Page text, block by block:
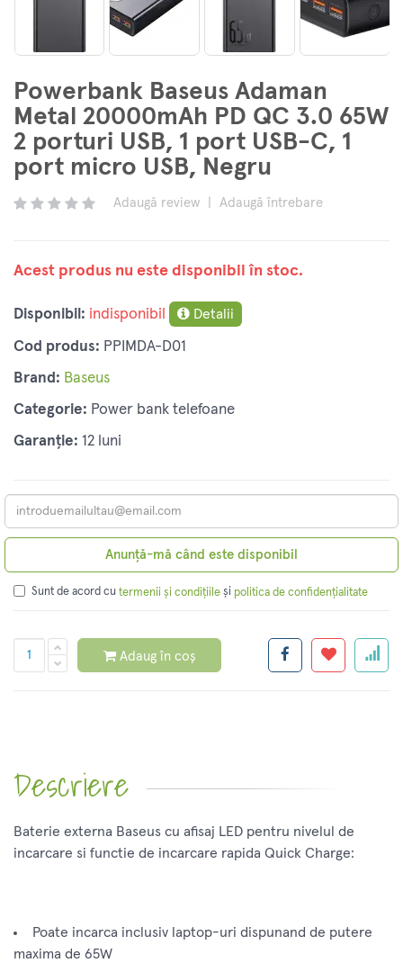
Powerbank Baseus Adaman
Metal 20000mAh PD QC 3.0 65W
2 porturi USB, 1 port USB-C, 1
port micro USB, Negru
Adaugă review Adaugă întrebare
Acest produs nu este disponibil în stoc.
Disponibil: indisponibil Detalii
Cod produs: PPIMDA-D01
Brand: Baseus
Categorie: Power bank telefoane
Garanție: 12 luni
Anunță-mă când este disponibil
Sunt de acord cu termenii și condițiile și politica de confidențialitate
Adaug în coș
Descriere
Baterie externa Baseus cu afisaj LED pentru nivelul de
incarcare si functie de incarcare rapida Quick Charge:
Poate incarca inclusiv laptop-uri dispunand de putere
maxima de 65W